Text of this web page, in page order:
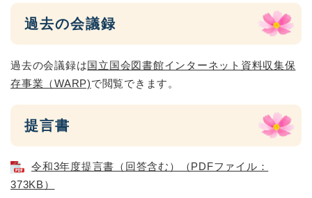
過去の会議録
過去の会議録は国立国会図書館インターネット資料収集保
存事業（WARP)で閲覧できます。
提言書
令和3年度提言書（回答含む）（PDFファイル：
373KB）